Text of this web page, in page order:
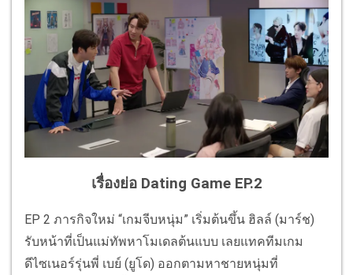
เรื่องย่อ Dating Game EP.2
EP 2 ภารกิจใหม่ “เกมจีบหนุ่ม” เริ่มต้นขึ้น ฮิลล์ (มาร์ช)
รับหน้าที่เป็นแม่ทัพหาโมเดลต้นแบบ เลยแทคทีมเกม
ดีไซเนอร์รุ่นพี่ เบย์ (ยูโด) ออกตามหาชายหนุ่มที่